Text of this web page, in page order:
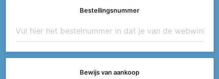
Bestellingsnummer
Bewijs van aankoop